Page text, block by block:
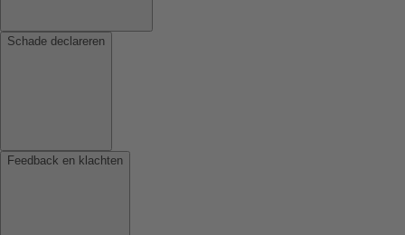
Schade declareren
Feedback en klachten